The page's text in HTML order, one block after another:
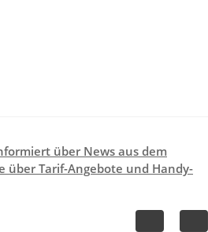
über News aus dem
Tarif-Angebote und Handy-